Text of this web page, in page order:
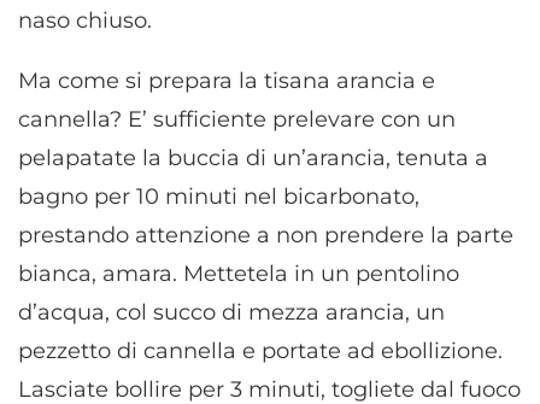
naso chiuso.
Ma come si prepara la tisana arancia e
cannella? E’ sufficiente prelevare con un
pelapatate la buccia di un’arancia, tenuta a
bagno per 10 minuti nel bicarbonato,
prestando attenzione a non prendere la parte
bianca, amara. Mettetela in un pentolino
d’acqua, col succo di mezza arancia, un
pezzetto di cannella e portate ad ebollizione.
Lasciate bollire per 3 minuti, togliete dal fuoco